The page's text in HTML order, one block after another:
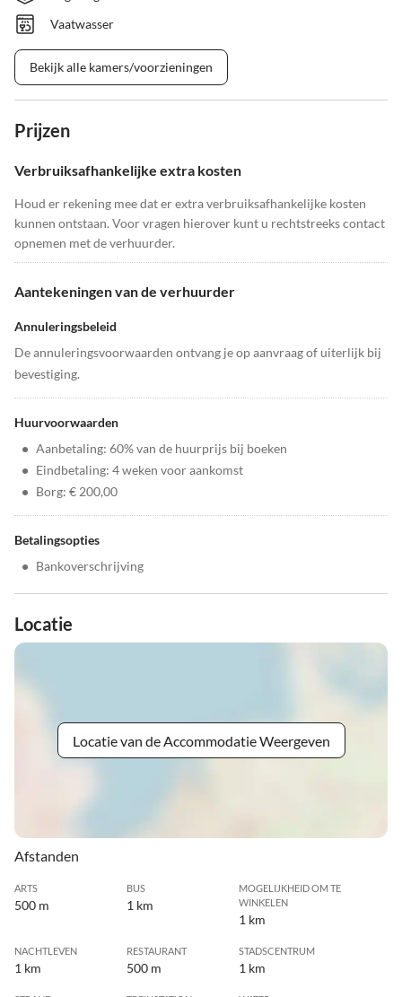
Vaatwasser
Bekijk alle kamers/voorzieningen
Prijzen
Verbruiksafhankelijke extra kosten
Houd er rekening mee dat er extra verbruiksafhankelijke kosten
kunnen ontstaan. Voor vragen hierover kunt u rechtstreeks contact
opnemen met de verhuurder.
Aantekeningen van de verhuurder
Annuleringsbeleid
De annuleringsvoorwaarden ontvang je op aanvraag of uiterlijk bij
bevestiging.
Huurvoorwaarden
• Aanbetaling: 60% van de huurprijs bij boeken
• Eindbetaling: 4 weken voor aankomst
• Borg: € 200,00
Betalingsopties
• Bankoverschrijving
Locatie
Locatie van de Accommodatie Weergeven
Afstanden
ARTS
500 m
BUS
1 km
MOGELIJKHEID OM TE
WINKELEN
1 km
NACHTLEVEN
1 km
RESTAURANT
500 m
STADSCENTRUM
1 km